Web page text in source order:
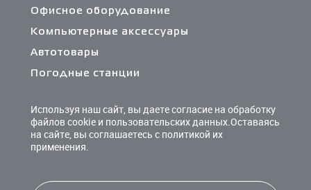
Офисное оборудование
Компьютерные аксессуары
Автотовары
Погодные станции
Кабели и переходники
Чистящие средства
Используя наш сайт, вы даете согласие на обработку
файлов cookie и пользовательских данных.Оставаясь
на сайте, вы соглашаетесь с политикой их
применения.